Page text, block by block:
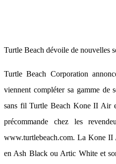
Turtle Beach dévoile de nouvelles
Turtle Beach Corporation
viennent compléter sa gamme de
sans fil Turtle Beach Kone II Air
précommande chez les
www.turtlebeach.com. La Kone
en Ash Black ou Artic White et